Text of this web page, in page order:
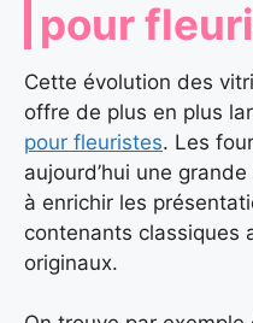
pour
Cette évolution des
offre de plus en plus
pour fleuristes. Les
aujourd’hui une
à enrichir les
contenants classiques
originaux.